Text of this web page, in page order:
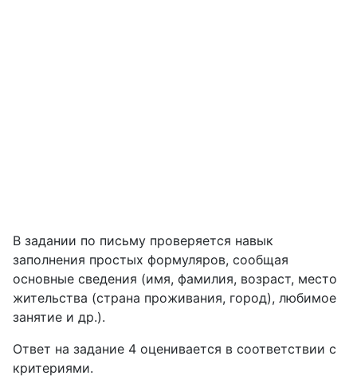
В задании по письму проверяется навык
заполнения простых формуляров, сообщая
основные сведения (имя, фамилия, возраст, место
жительства (страна проживания, город), любимое
занятие и др.).
Ответ на задание 4 оценивается в соответствии с
критериями.